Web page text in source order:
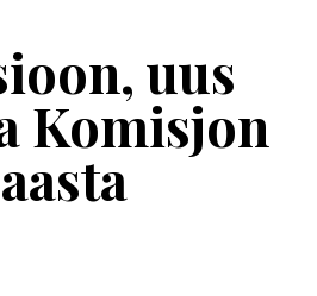
uus
Komisjon